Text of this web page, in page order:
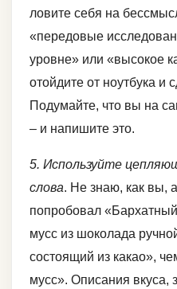
ловите себя на
«передовые
уровне» или «высокое
отойдите от ноутбука и
Подумайте, что вы на
– и напишите это.
5. Используйте
слова. Не знаю, как вы,
попробовал
мусс из шоколада
состоящий из какао»,
мусс». Описания вкуса,